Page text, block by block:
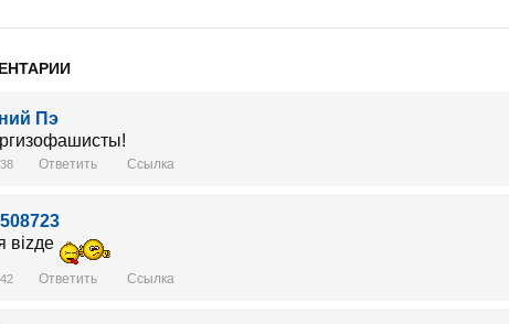
Пэ
Ответить Ссылка
віzде
Ответить Ссылка